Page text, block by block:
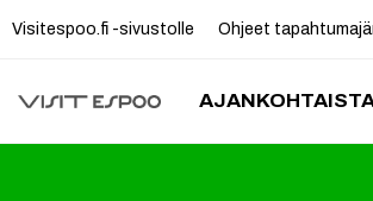
Visitespoo.fi -sivustolle Ohjeet